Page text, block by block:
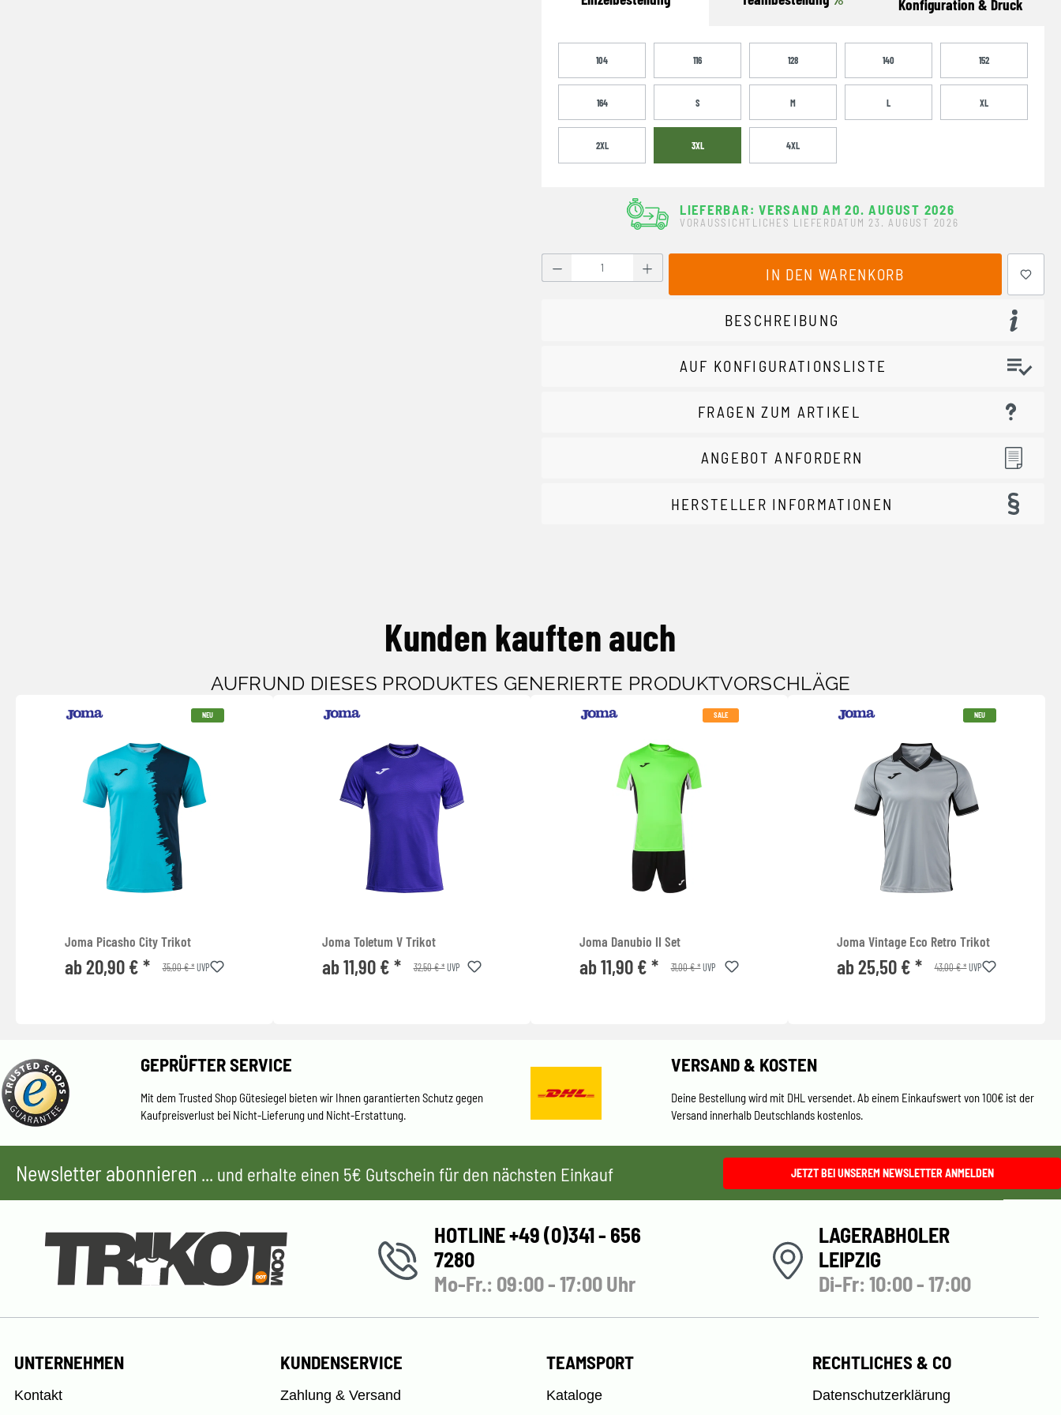
Konfiguration & Druck
104 116 128 140 152
164 S M L XL
2XL 3XL 4XL
LIEFERBAR: VERSAND AM 20. AUGUST 2026
VORAUSSICHTLICHES LIEFERDATUM 23. AUGUST 2026
Produkt Anzahl: Gib den gewünschten Wert ein oder benutze die Schaltflächen
IN DEN WARENKORB
BESCHREIBUNG
AUF KONFIGURATIONSLISTE
FRAGEN ZUM ARTIKEL
ANGEBOT ANFORDERN
HERSTELLER INFORMATIONEN
Kunden kauften auch
AUFRUND DIESES PRODUKTES GENERIERTE PRODUKTVORSCHLÄGE
NEU
Joma Picasho City Trikot
ab 20,90 € * 35,00 € *UVP
Joma Toletum V Trikot
ab 11,90 € * 32,50 € *UVP
SALE
Joma Danubio II Set
ab 11,90 € * 31,00 € *UVP
NEU
Joma Vintage Eco Retro Trikot
ab 25,50 € * 43,00 € *UVP
GEPRÜFTER SERVICE
Mit dem Trusted Shop Gütesiegel bieten wir Ihnen garantierten Schutz gegen
Kaufpreisverlust bei Nicht-Lieferung und Nicht-Erstattung.
VERSAND & KOSTEN
Deine Bestellung wird mit DHL versendet. Ab einem Einkaufswert von 100€ ist der
Versand innerhalb Deutschlands kostenlos.
Newsletter abonnieren ... und erhalte einen 5€ Gutschein für den nächsten Einkauf JETZT BEI UNSEREM NEWSLETTER ANMELDEN
HOTLINE +49 (0)341 - 656
7280
Mo-Fr.: 09:00 - 17:00 Uhr
LAGERABHOLER
LEIPZIG
Di-Fr: 10:00 - 17:00
UNTERNEHMEN
Kontakt
KUNDENSERVICE
Zahlung & Versand
TEAMSPORT
Kataloge
RECHTLICHES & CO
Datenschutzerklärung